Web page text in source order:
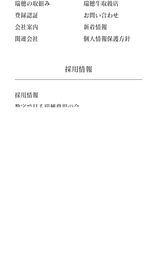
瑞穂の取組み
登録認証
会社案内
関連会社
瑞穂牛取扱店
お問い合わせ
新着情報
個人情報保護方針
採用情報
採用情報
数字で見る瑞穂農場の今